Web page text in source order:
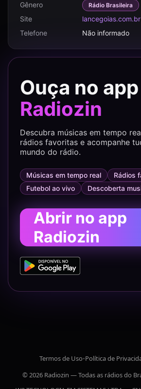
Gênero
Rádio Brasileira
Site
lancegoias.com.br
Telefone
Não informado
Ouça no app
Radiozin
Descubra músicas em tempo
rádios favoritas e acompanhe
mundo do rádio.
Músicas em tempo real
Rádios
Futebol ao vivo
Descoberta
Abrir no app
Radiozin
Termos de Uso•Política de
© 2026 Radiozin — Todas as rádios do